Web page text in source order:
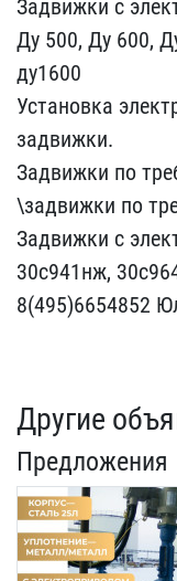
Задвижки с
Ду 500, Ду 600,
ду1600
Установка
задвижки.
Задвижки ​по
\задвижки по
Задвижки с
30с941нж,
8(495)​6654852
Другие
Предложения